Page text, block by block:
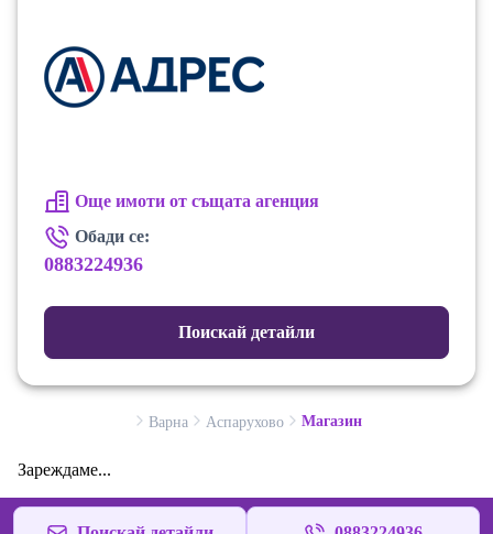
Още имоти от същата агенция
Обади се:
0883224936
Поискай детайли
Варна Аспарухово Магазин
Зареждаме...